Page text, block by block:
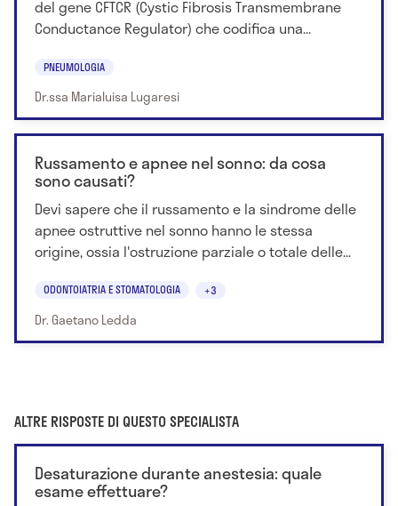
del gene CFTCR (Cystic Fibrosis Transmembrane
Conductance Regulator) che codifica una...
PNEUMOLOGIA
Dr.ssa Marialuisa Lugaresi
Russamento e apnee nel sonno: da cosa
sono causati?
Devi sapere che il russamento e la sindrome delle
apnee ostruttive nel sonno hanno le stessa
origine, ossia l'ostruzione parziale o totale delle...
ODONTOIATRIA E STOMATOLOGIA +3
Dr. Gaetano Ledda
ALTRE RISPOSTE DI QUESTO SPECIALISTA
Desaturazione durante anestesia: quale
esame effettuare?